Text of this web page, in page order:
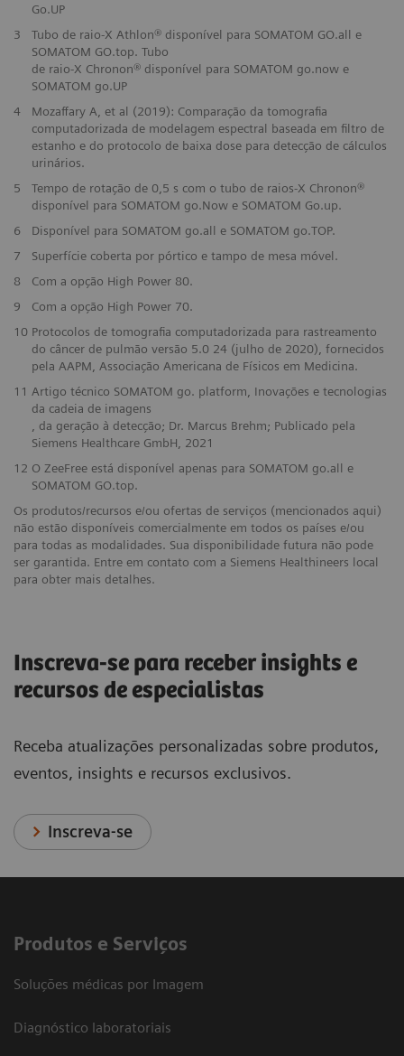
Go.UP
3
Tubo de raio-X Athlon® disponível para SOMATOM GO.all e
SOMATOM GO.top. Tubo
de raio-X Chronon® disponível para SOMATOM go.now e
SOMATOM go.UP
4
Mozaffary A, et al (2019): Comparação da tomografia
computadorizada de modelagem espectral baseada em filtro de
estanho e do protocolo de baixa dose para detecção de cálculos
urinários.
5
Tempo de rotação de 0,5 s com o tubo de raios-X Chronon®
disponível para SOMATOM go.Now e SOMATOM Go.up.
6
Disponível para SOMATOM go.all e SOMATOM go.TOP.
7
Superfície coberta por pórtico e tampo de mesa móvel.
8
Com a opção High Power 80.
9
Com a opção High Power 70.
10 Protocolos de tomografia computadorizada para rastreamento
do câncer de pulmão versão 5.0 24 (julho de 2020), fornecidos
pela AAPM, Associação Americana de Físicos em Medicina.
11 Artigo técnico SOMATOM go. platform, Inovações e tecnologias
da cadeia de imagens
, da geração à detecção; Dr. Marcus Brehm; Publicado pela
Siemens Healthcare GmbH, 2021
12 O ZeeFree está disponível apenas para SOMATOM go.all e
SOMATOM GO.top.
Os produtos/recursos e/ou ofertas de serviços (mencionados aqui)
não estão disponíveis comercialmente em todos os países e/ou
para todas as modalidades. Sua disponibilidade futura não pode
ser garantida. Entre em contato com a Siemens Healthineers local
para obter mais detalhes.
Inscreva-se para receber insights e
recursos de especialistas
Receba atualizações personalizadas sobre produtos,
eventos, insights e recursos exclusivos.
Inscreva-se
Produtos e Serviços
Soluções médicas por Imagem
Diagnóstico laboratoriais